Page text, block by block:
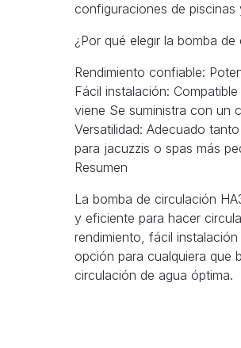
configuraciones de piscinas
¿Por qué elegir la bomba
Rendimiento confiable:
Fácil instalación:
viene Se suministra con un
Versatilidad: Adecuado
para jacuzzis o spas más
Resumen
La bomba de circulación
y eficiente para hacer
rendimiento, fácil
opción para cualquiera que
circulación de agua óptima.